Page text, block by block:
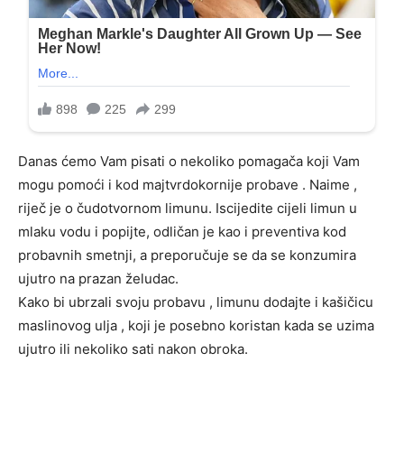
Danas ćemo Vam pisati o nekoliko pomagača koji Vam
mogu pomoći i kod majtvrdokornije probave . Naime ,
riječ je o čudotvornom limunu. Iscijedite cijeli limun u
mlaku vodu i popijte, odličan je kao i preventiva kod
probavnih smetnji, a preporučuje se da se konzumira
ujutro na prazan želudac.
Kako bi ubrzali svoju probavu , limunu dodajte i kašičicu
maslinovog ulja , koji je posebno koristan kada se uzima
ujutro ili nekoliko sati nakon obroka.